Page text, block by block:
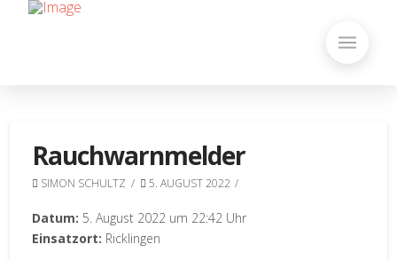
Rauchwarnmelder
SIMON SCHULTZ 5. AUGUST 2022
Datum: 5. August 2022 um 22:42 Uhr
Einsatzort: Ricklingen